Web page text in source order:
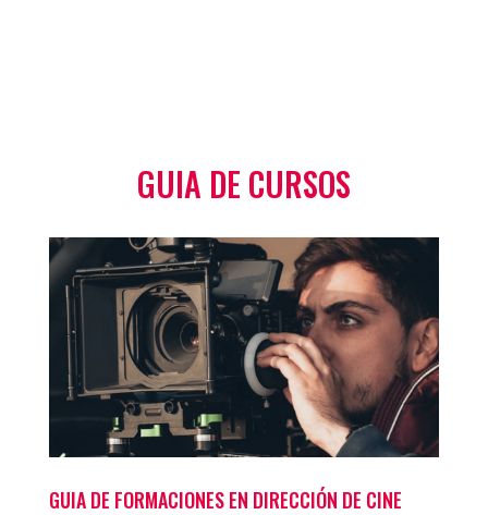
GUIA DE CURSOS
GUIA DE FORMACIONES EN DIRECCIÓN DE CINE